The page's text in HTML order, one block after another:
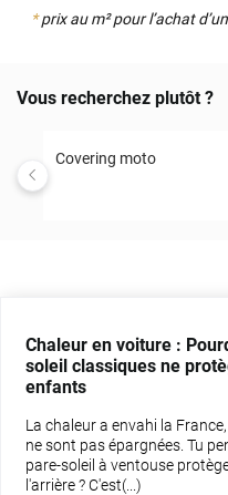
*prix au m² pour l’achat
Vous recherchez plutôt ?
Covering moto
Chaleur en voiture :
soleil classiques ne
enfants
La chaleur a envahi la
ne sont pas épargnées. Tu
pare-soleil à ventouse
l'arrière ? C'est(...)